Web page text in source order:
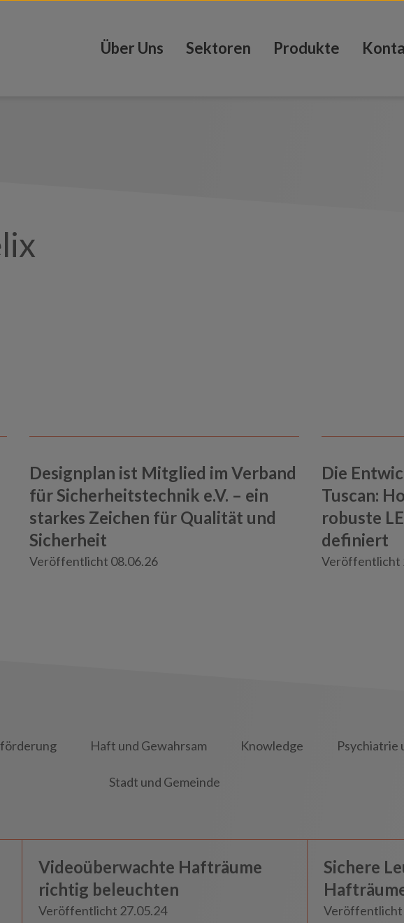
Über Uns Sektoren Produkte
Designplan ist Mitglied im Verband
für Sicherheitstechnik e.V. – ein
starkes Zeichen für Qualität und
Sicherheit
Veröffentlicht 08.06.26
Haft und Gewahrsam
Psychiatrie und Maßregelvollzug
Die
Tuscan:
robuste
definiert
Veröffentlicht
Knowledge
Haft und Gewahrsam Knowledge Psychiatrie
Stadt und Gemeinde
Insights
Videoüberwachte Hafträume
richtig beleuchten
Veröffentlicht 27.05.24
Insights
Sichere
Veröffentlicht